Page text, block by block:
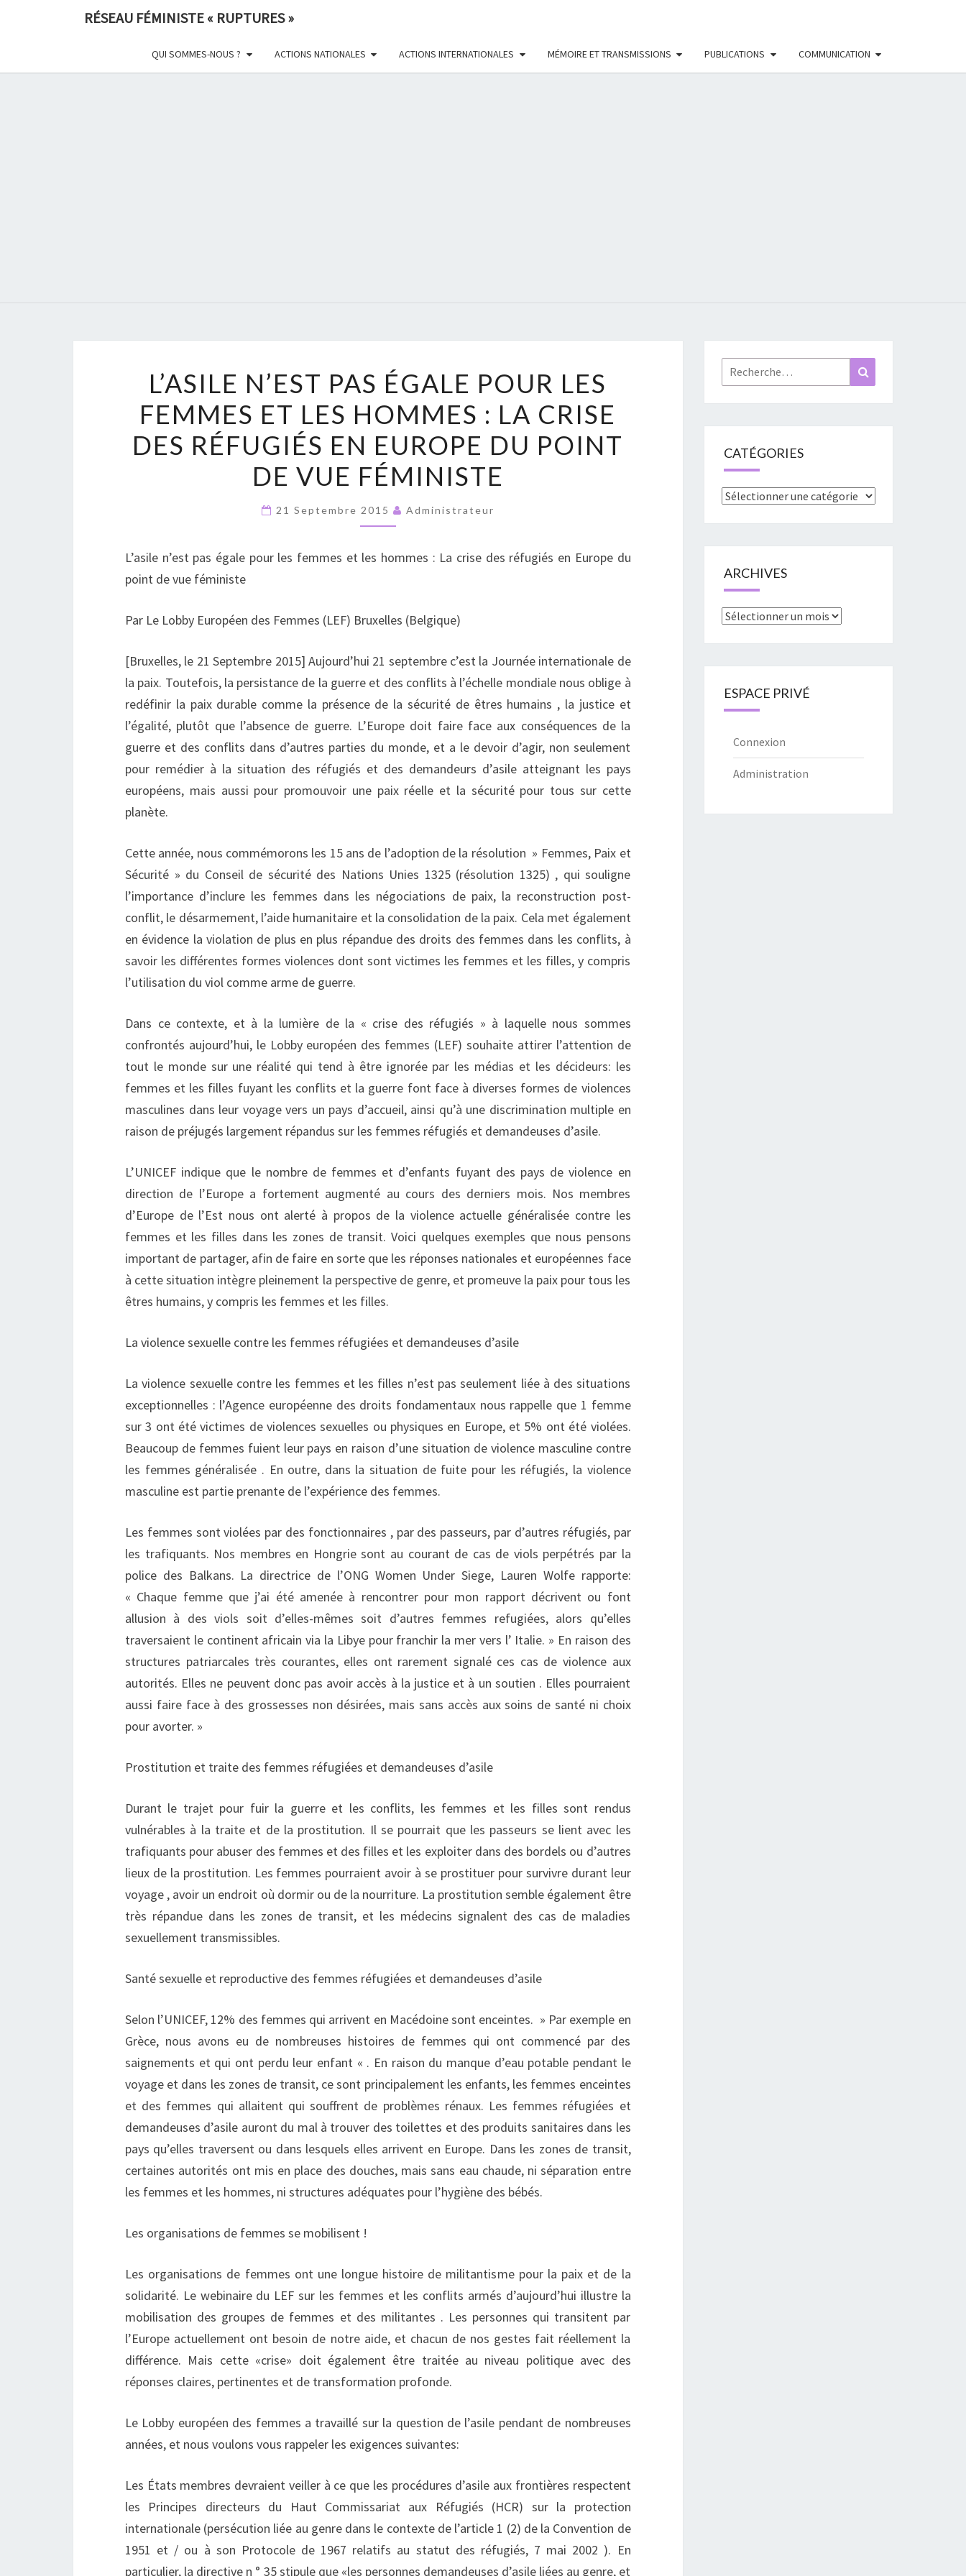
RÉSEAU FÉMINISTE « RUPTURES »
QUI SOMMES-NOUS ? ACTIONS NATIONALES ACTIONS INTERNATIONALES MÉMOIRE ET TRANSMISSIONS PUBLICATIONS COMMUNICATION
RUPTURES
»
N’EST
PAS
ÉGALE
POUR
LES
ET
HOMMES
CRISE
RÉFUGIÉS
EN
EUROPE
DU
POINT
DE
VUE
L’ASILE N’EST PAS ÉGALE POUR LES
FEMMES ET LES HOMMES : LA CRISE
DES RÉFUGIÉS EN EUROPE DU POINT
DE VUE FÉMINISTE
21 Septembre 2015 Administrateur
L’asile n’est pas égale pour les femmes et les hommes : La crise des réfugiés en Europe du
point de vue féministe
Par Le Lobby Européen des Femmes (LEF) Bruxelles (Belgique)
[Bruxelles, le 21 Septembre 2015] Aujourd’hui 21 septembre c’est la Journée internationale de
la paix. Toutefois, la persistance de la guerre et des conflits à l’échelle mondiale nous oblige à
redéfinir la paix durable comme la présence de la sécurité de êtres humains , la justice et
l’égalité, plutôt que l’absence de guerre. L’Europe doit faire face aux conséquences de la
guerre et des conflits dans d’autres parties du monde, et a le devoir d’agir, non seulement
pour remédier à la situation des réfugiés et des demandeurs d’asile atteignant les pays
européens, mais aussi pour promouvoir une paix réelle et la sécurité pour tous sur cette
planète.
Cette année, nous commémorons les 15 ans de l’adoption de la résolution » Femmes, Paix et
Sécurité » du Conseil de sécurité des Nations Unies 1325 (résolution 1325) , qui souligne
l’importance d’inclure les femmes dans les négociations de paix, la reconstruction post-
conflit, le désarmement, l’aide humanitaire et la consolidation de la paix. Cela met également
en évidence la violation de plus en plus répandue des droits des femmes dans les conflits, à
savoir les différentes formes violences dont sont victimes les femmes et les filles, y compris
l’utilisation du viol comme arme de guerre.
Dans ce contexte, et à la lumière de la « crise des réfugiés » à laquelle nous sommes
confrontés aujourd’hui, le Lobby européen des femmes (LEF) souhaite attirer l’attention de
tout le monde sur une réalité qui tend à être ignorée par les médias et les décideurs: les
femmes et les filles fuyant les conflits et la guerre font face à diverses formes de violences
masculines dans leur voyage vers un pays d’accueil, ainsi qu’à une discrimination multiple en
raison de préjugés largement répandus sur les femmes réfugiés et demandeuses d’asile.
L’UNICEF indique que le nombre de femmes et d’enfants fuyant des pays de violence en
direction de l’Europe a fortement augmenté au cours des derniers mois. Nos membres
d’Europe de l’Est nous ont alerté à propos de la violence actuelle généralisée contre les
femmes et les filles dans les zones de transit. Voici quelques exemples que nous pensons
important de partager, afin de faire en sorte que les réponses nationales et européennes face
à cette situation intègre pleinement la perspective de genre, et promeuve la paix pour tous les
êtres humains, y compris les femmes et les filles.
La violence sexuelle contre les femmes réfugiées et demandeuses d’asile
La violence sexuelle contre les femmes et les filles n’est pas seulement liée à des situations
exceptionnelles : l’Agence européenne des droits fondamentaux nous rappelle que 1 femme
sur 3 ont été victimes de violences sexuelles ou physiques en Europe, et 5% ont été violées.
Beaucoup de femmes fuient leur pays en raison d’une situation de violence masculine contre
les femmes généralisée . En outre, dans la situation de fuite pour les réfugiés, la violence
masculine est partie prenante de l’expérience des femmes.
Les femmes sont violées par des fonctionnaires , par des passeurs, par d’autres réfugiés, par
les trafiquants. Nos membres en Hongrie sont au courant de cas de viols perpétrés par la
police des Balkans. La directrice de l’ONG Women Under Siege, Lauren Wolfe rapporte:
« Chaque femme que j’ai été amenée à rencontrer pour mon rapport décrivent ou font
allusion à des viols soit d’elles-mêmes soit d’autres femmes refugiées, alors qu’elles
traversaient le continent africain via la Libye pour franchir la mer vers l’ Italie. » En raison des
structures patriarcales très courantes, elles ont rarement signalé ces cas de violence aux
autorités. Elles ne peuvent donc pas avoir accès à la justice et à un soutien . Elles pourraient
aussi faire face à des grossesses non désirées, mais sans accès aux soins de santé ni choix
pour avorter. »
Prostitution et traite des femmes réfugiées et demandeuses d’asile
Durant le trajet pour fuir la guerre et les conflits, les femmes et les filles sont rendus
vulnérables à la traite et de la prostitution. Il se pourrait que les passeurs se lient avec les
trafiquants pour abuser des femmes et des filles et les exploiter dans des bordels ou d’autres
lieux de la prostitution. Les femmes pourraient avoir à se prostituer pour survivre durant leur
voyage , avoir un endroit où dormir ou de la nourriture. La prostitution semble également être
très répandue dans les zones de transit, et les médecins signalent des cas de maladies
sexuellement transmissibles.
Santé sexuelle et reproductive des femmes réfugiées et demandeuses d’asile
Selon l’UNICEF, 12% des femmes qui arrivent en Macédoine sont enceintes. » Par exemple en
Grèce, nous avons eu de nombreuses histoires de femmes qui ont commencé par des
saignements et qui ont perdu leur enfant « . En raison du manque d’eau potable pendant le
voyage et dans les zones de transit, ce sont principalement les enfants, les femmes enceintes
et des femmes qui allaitent qui souffrent de problèmes rénaux. Les femmes réfugiées et
demandeuses d’asile auront du mal à trouver des toilettes et des produits sanitaires dans les
pays qu’elles traversent ou dans lesquels elles arrivent en Europe. Dans les zones de transit,
certaines autorités ont mis en place des douches, mais sans eau chaude, ni séparation entre
les femmes et les hommes, ni structures adéquates pour l’hygiène des bébés.
Les organisations de femmes se mobilisent !
Les organisations de femmes ont une longue histoire de militantisme pour la paix et de la
solidarité. Le webinaire du LEF sur les femmes et les conflits armés d’aujourd’hui illustre la
mobilisation des groupes de femmes et des militantes . Les personnes qui transitent par
l’Europe actuellement ont besoin de notre aide, et chacun de nos gestes fait réellement la
différence. Mais cette «crise» doit également être traitée au niveau politique avec des
réponses claires, pertinentes et de transformation profonde.
Le Lobby européen des femmes a travaillé sur la question de l’asile pendant de nombreuses
années, et nous voulons vous rappeler les exigences suivantes:
Les États membres devraient veiller à ce que les procédures d’asile aux frontières respectent
les Principes directeurs du Haut Commissariat aux Réfugiés (HCR) sur la protection
internationale (persécution liée au genre dans le contexte de l’article 1 (2) de la Convention de
1951 et / ou à son Protocole de 1967 relatifs au statut des réfugiés, 7 mai 2002 ). En
particulier, la directive n ° 35 stipule que «les personnes demandeuses d’asile liées au genre, et
Rechercher :
CATÉGORIES
Catégories
ARCHIVES
Archives
ESPACE PRIVÉ
Connexion
Administration